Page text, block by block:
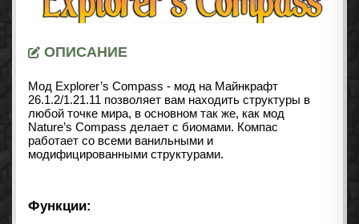
ОПИСАНИЕ
Мод Explorer’s Compass - мод на Майнкрафт
26.1.2/1.21.11 позволяет вам находить структуры в
любой точке мира, в основном так же, как мод
Nature’s Compass делает с биомами. Компас
работает со всеми ванильными и
модифицированными структурами.
Функции: